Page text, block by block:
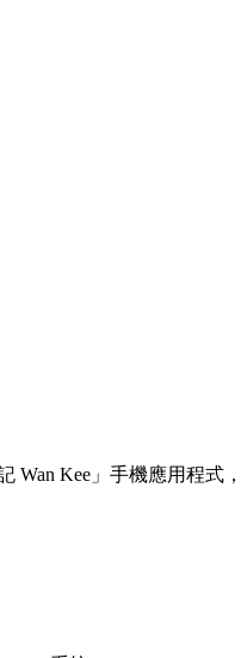
Wan Kee」手機應用程